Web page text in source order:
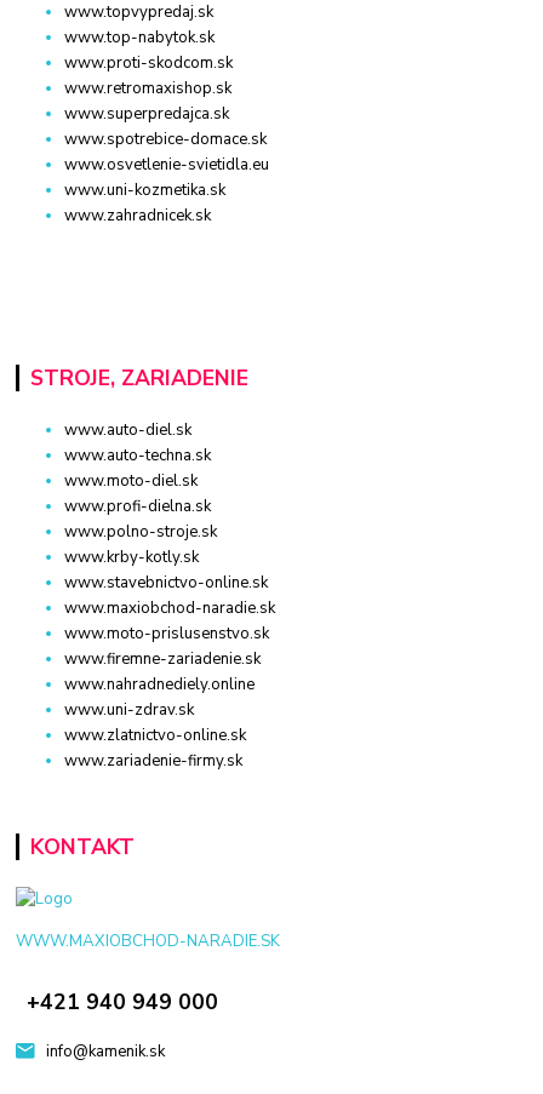
www.topvypredaj.sk
www.top-nabytok.sk
www.proti-skodcom.sk
www.retromaxishop.sk
www.superpredajca.sk
www.spotrebice-domace.sk
www.osvetlenie-svietidla.eu
www.uni-kozmetika.sk
www.zahradnicek.sk
STROJE, ZARIADENIE
www.auto-diel.sk
www.auto-techna.sk
www.moto-diel.sk
www.profi-dielna.sk
www.polno-stroje.sk
www.krby-kotly.sk
www.stavebnictvo-online.sk
www.maxiobchod-naradie.sk
www.moto-prislusenstvo.sk
www.firemne-zariadenie.sk
www.nahradnediely.online
www.uni-zdrav.sk
www.zlatnictvo-online.sk
www.zariadenie-firmy.sk
KONTAKT
WWW.MAXIOBCHOD-NARADIE.SK
+421 940 949 000
info@kamenik.sk